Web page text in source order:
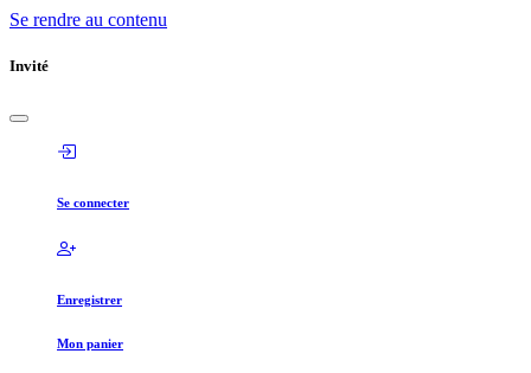
Se rendre au contenu
Invité
Se connecter
Enregistrer
Mon panier